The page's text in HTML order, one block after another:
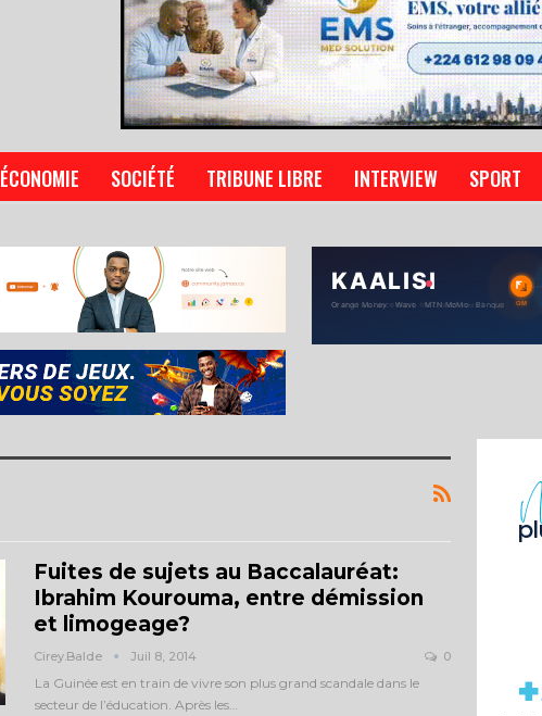
ÉCONOMIE SOCIÉTÉ TRIBUNE LIBRE INTERVIEW SPORT
Fuites de sujets au Baccalauréat:
Ibrahim Kourouma, entre démission
et limogeage?
Cirey.balde Juil 8, 2014 0
La Guinée est en train de vivre son plus grand scandale dans le
secteur de l’éducation. Après les…